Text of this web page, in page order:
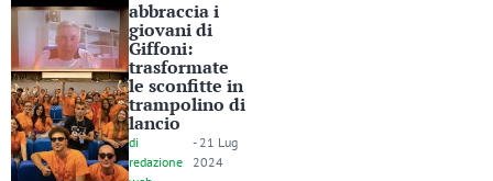
abbraccia i
giovani di
Giffoni:
trasformate
le sconfitte in
trampolino di
lancio
di
redazione
- 21 Lug
2024